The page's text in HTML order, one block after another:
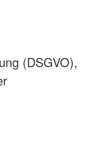
(DSGVO),